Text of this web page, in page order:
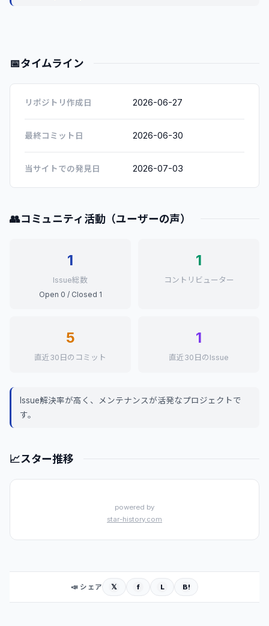
📅タイムライン
リポジトリ作成日 2026-06-27
最終コミット日 2026-06-30
当サイトでの発見日 2026-07-03
👥コミュニティ活動（ユーザーの声）
1
Issue総数
Open 0 / Closed 1
1
コントリビューター
5
直近30日のコミット
1
直近30日のIssue
Issue解決率が高く、メンテナンスが活発なプロジェクトで
す。
📈スター推移
powered by
star-history.com
📣 シェア 𝕏 f L B!